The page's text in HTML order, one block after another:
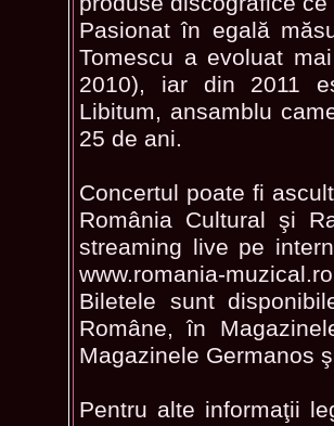
Pasionat în egală
Tomescu a evoluat
2010), iar din 2011
Libitum, ansamblu
25 de ani.
Concertul poate fi
România Cultural şi
streaming live pe
www.romania-
Biletele sunt
Române, în
Magazinele Germanos
Pentru alte informaţii